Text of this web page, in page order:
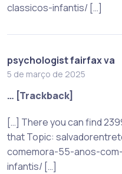
classicos-infantis/ […]
psychologist fairfax va
5 de março de 2025
… [Trackback]
[…] There you can find
that Topic:
comemora-55-anos-
infantis/ […]